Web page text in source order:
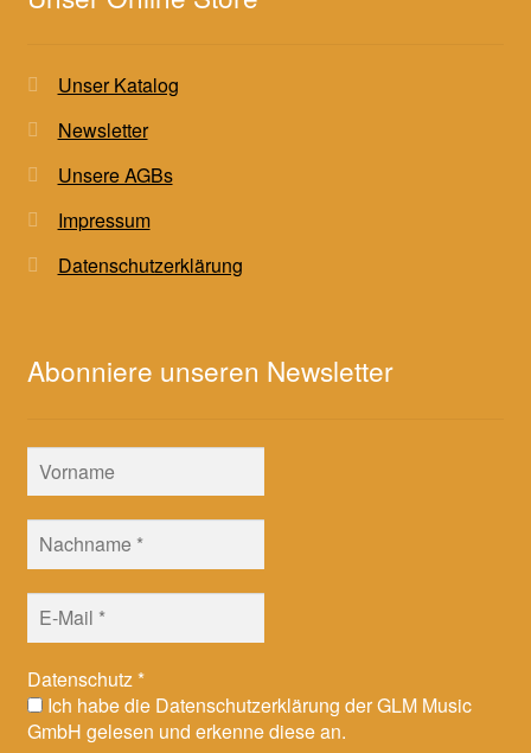
Unser Katalog
Newsletter
Unsere AGBs
Impressum
Datenschutzerklärung
Abonniere unseren Newsletter
Datenschutz*
Ich habe die Datenschutzerklärung der GLM Music
GmbH gelesen und erkenne diese an.